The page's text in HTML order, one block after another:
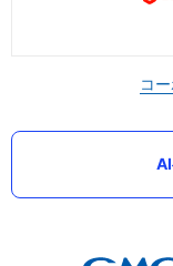
コ